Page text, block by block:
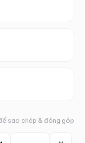
sao chép & đóng góp